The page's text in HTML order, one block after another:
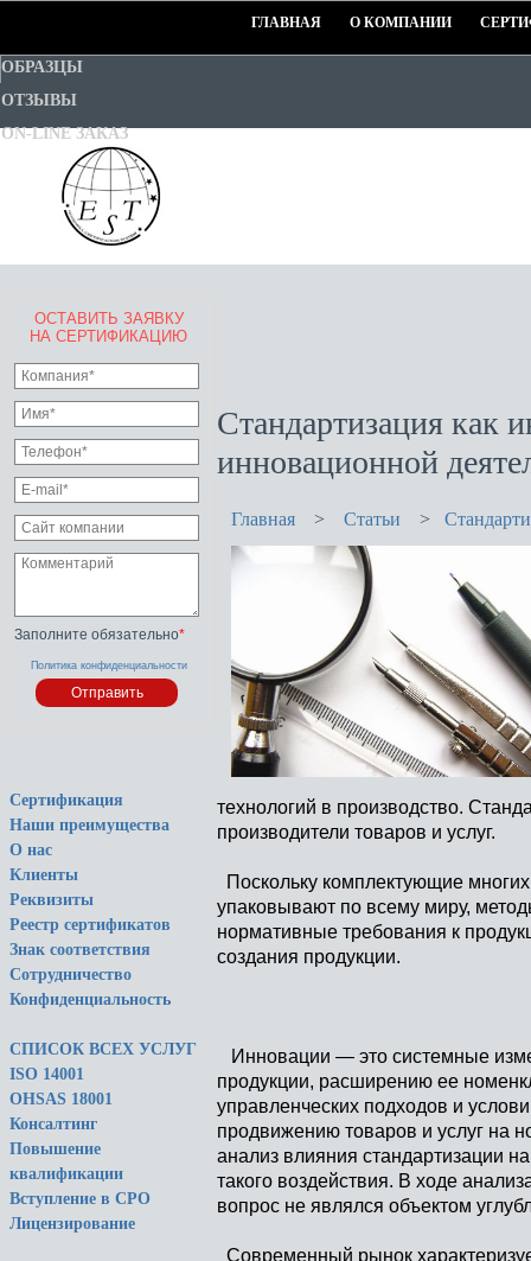
ГЛАВНАЯ О КОМПАНИИ
ОБРАЗЦЫ
ОТЗЫВЫ
ON-LINE ЗАКАЗ
ОСТАВИТЬ ЗАЯВКУ
НА СЕРТИФИКАЦИЮ
Заполните обязательно*
Политика конфиденциальности
Сертификация
Наши преимущества
О нас
Клиенты
Реквизиты
Реестр сертификатов
Знак соответствия
Сотрудничество
Конфиденциальность
СПИСОК ВСЕХ УСЛУГ
ISO 14001
OHSAS 18001
Консалтинг
Повышение
квалификации
Вступление в СРО
Лицензирование
Стандартизация как
инновационной
Главная > Статьи >
технологий в производство.
производители товаров и услуг.
Поскольку комплектующие
упаковывают по всему миру,
нормативные требования к
создания продукции.
Инновации — это системные
продукции, расширению ее
управленческих подходов и
продвижению товаров и услуг на
анализ влияния стандартизации
такого воздействия. В ходе
вопрос не являлся объектом
Современный рынок